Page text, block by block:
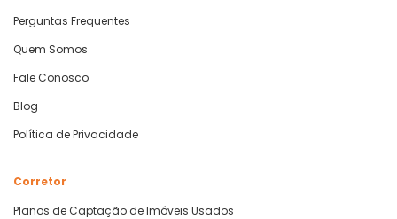
Perguntas Frequentes
Quem Somos
Fale Conosco
Blog
Política de Privacidade
Corretor
Planos de Captação de Imóveis Usados